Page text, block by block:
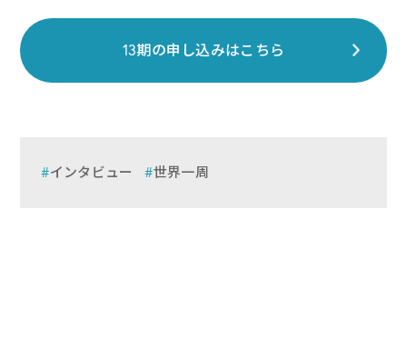
13期の申し込みはこちら
インタビュー 世界一周